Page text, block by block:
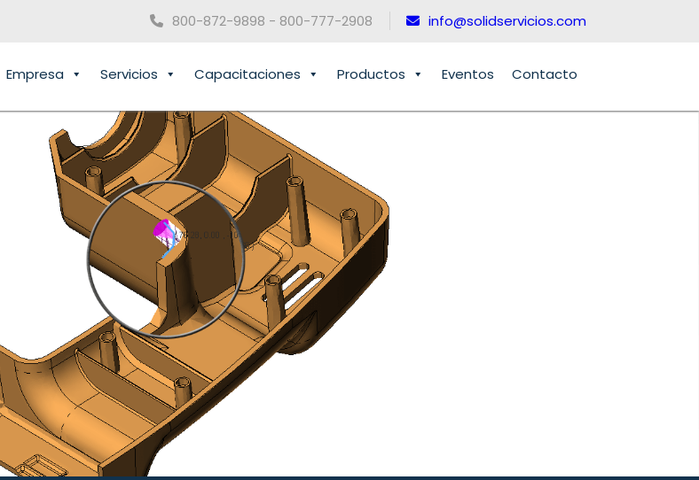
800-872-9898 - 800-777-2908 info@solidservicios.com
Empresa Servicios Capacitaciones Productos Eventos Contacto